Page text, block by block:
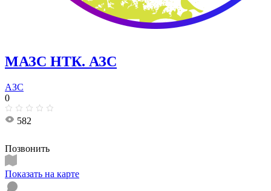
МАЗС НТК. АЗС
АЗС
0
582
Позвонить
Показать на карте